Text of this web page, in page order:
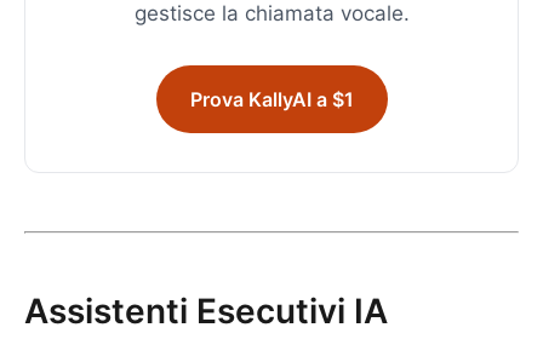
gestisce la chiamata vocale.
Prova KallyAI a $1
Assistenti Esecutivi IA